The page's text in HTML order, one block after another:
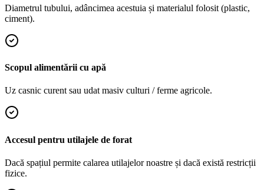
Diametrul tubului, adâncimea acestuia și materialul folosit (plastic,
ciment).
Scopul alimentării cu apă
Uz casnic curent sau udat masiv culturi / ferme agricole.
Accesul pentru utilajele de forat
Dacă spațiul permite calarea utilajelor noastre și dacă există restricții
fizice.